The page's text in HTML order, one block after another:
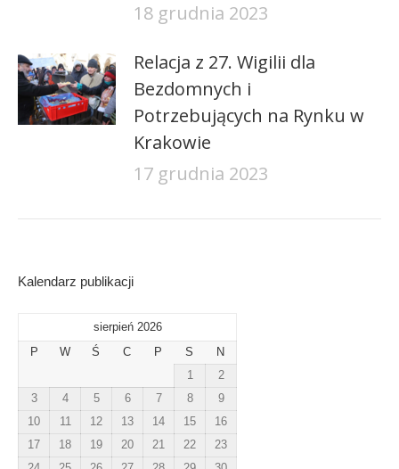
18 grudnia 2023
Relacja z 27. Wigilii dla
Bezdomnych i
Potrzebujących na Rynku w
Krakowie
17 grudnia 2023
Kalendarz publikacji
sierpień 2026
P
W Ś C P S
N
1
2
3
4 5 6 7 8
9
10
11 12 13 14 15
16
17
18 19 20 21 22
23